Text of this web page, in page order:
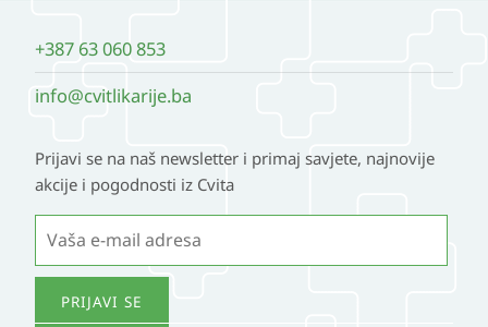
+387 63 060 853
info@cvitlikarije.ba
Prijavi se na naš newsletter i primaj savjete, najnovije
akcije i pogodnosti iz Cvita